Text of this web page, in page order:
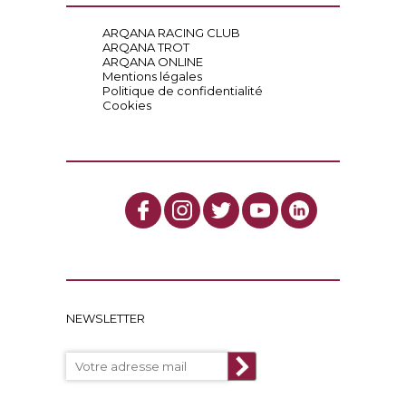
ARQANA RACING CLUB
ARQANA TROT
ARQANA ONLINE
Mentions légales
Politique de confidentialité
Cookies
NEWSLETTER